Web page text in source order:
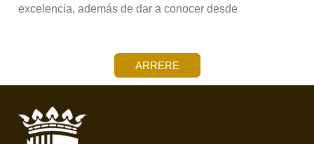
excelencia, además de dar a conocer desde
ARRERE